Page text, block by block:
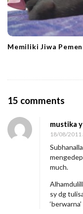
Memiliki Jiwa
15 comments
T
g
u
h
H
y
mustika
18/08/2011
much.
sy dg
‘berwarna’